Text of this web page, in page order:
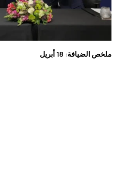
ملخص الضيافة: 18 أبريل